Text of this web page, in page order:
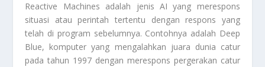
Reactive Machines adalah jenis AI yang merespons
situasi atau perintah tertentu dengan respons yang
telah di program sebelumnya. Contohnya adalah Deep
Blue, komputer yang mengalahkan juara dunia catur
pada tahun 1997 dengan merespons pergerakan catur